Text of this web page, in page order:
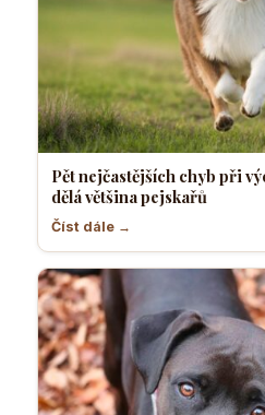
Pět nejčastějších chyb při
dělá většina pejskařů
Číst dále →